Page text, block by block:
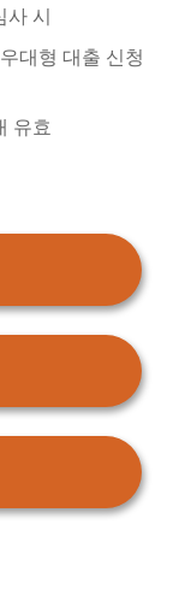
시
대형 대출 신청
유효